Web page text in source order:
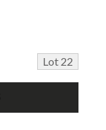
Lot 22